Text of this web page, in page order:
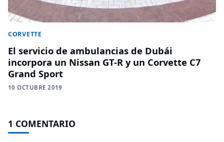
CORVETTE
El servicio de ambulancias de Dubái
incorpora un Nissan GT-R y un Corvette C7
Grand Sport
10 OCTUBRE 2019
1 COMENTARIO